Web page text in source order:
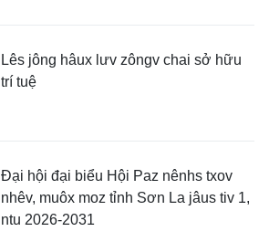
Lês jông hâux lưv zôngv chai sở hữu
trí tuệ
Đại hội đại biểu Hội Paz nênhs txov
nhêv, muôx moz tỉnh Sơn La jâus tiv 1,
ntu 2026-2031